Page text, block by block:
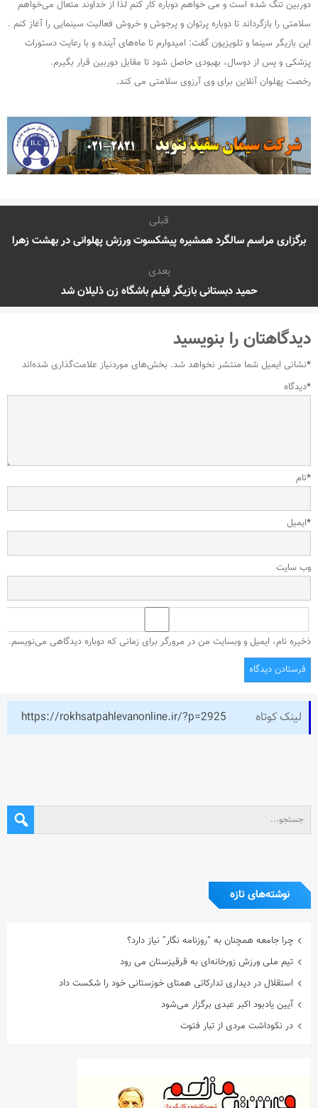
دوربین تنگ شده است و می خواهم دوباره کار کنم لذا از خداوند متعال می‌خواهم
سلامتی را بازگرداند تا دوباره پرتوان و پرجوش و خروش فعالیت سینمایی را آغاز کنم .
این بازیگر سینما و تلویزیون گفت: امیدوارم تا ماه‌های آینده و با رعایت دستورات
پزشکی و پس از دوسال، بهبودی حاصل شود تا مقابل دوربین قرار بگیرم.
رخصت پهلوان آنلاین برای وی آرزوی سلامتی می کند.
قبلی
برگزاری مراسم سالگرد همشیره پیشکسوت ورزش پهلوانی در بهشت زهرا
بعدی
حمید دبستانی بازیگر فیلم باشگاه زن ذلیلان شد
دیدگاهتان را بنویسید
نشانی ایمیل شما منتشر نخواهد شد. بخش‌های موردنیاز علامت‌گذاری شده‌اند
*
دیدگاه*
نام*
ایمیل*
وب‌ سایت
ذخیره نام، ایمیل و وبسایت من در مرورگر برای زمانی که دوباره دیدگاهی می‌نویسم.
لینک کوتاه https://rokhsatpahlevanonline.ir/?p=2925
نوشته‌های تازه
چرا جامعه همچنان به “روزنامه نگار” نیاز دارد؟
تیم ملی ورزش زورخانه‌ای به قرقیزستان می رود
استقلال در دیداری تدارکاتی همتای خوزستانی خود را شکست داد
آیین یادبود اکبر عبدی برگزار می‌شود
در نکوداشت مردی از تبار فتوت